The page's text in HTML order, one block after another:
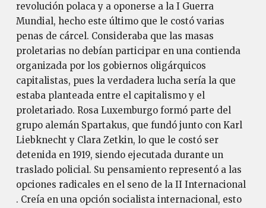
revolución polaca y a oponerse a la I Guerra
Mundial, hecho este último que le costó varias
penas de cárcel. Consideraba que las masas
proletarias no debían participar en una contienda
organizada por los gobiernos oligárquicos
capitalistas, pues la verdadera lucha sería la que
estaba planteada entre el capitalismo y el
proletariado. Rosa Luxemburgo formó parte del
grupo alemán Spartakus, que fundó junto con Karl
Liebknecht y Clara Zetkin, lo que le costó ser
detenida en 1919, siendo ejecutada durante un
traslado policial. Su pensamiento representó a las
opciones radicales en el seno de la II Internacional
. Creía en una opción socialista internacional, esto